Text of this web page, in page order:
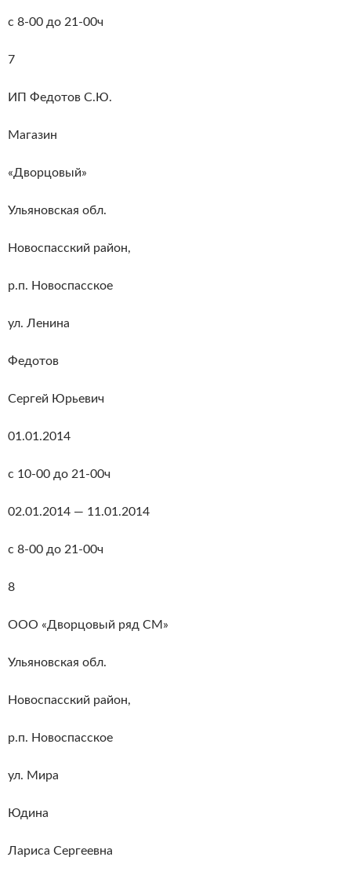
с 8-00 до 21-00ч
7
ИП Федотов С.Ю.
Магазин
«Дворцовый»
Ульяновская обл.
Новоспасский район,
р.п. Новоспасское
ул. Ленина
Федотов
Сергей Юрьевич
01.01.2014
с 10-00 до 21-00ч
02.01.2014 — 11.01.2014
с 8-00 до 21-00ч
8
ООО «Дворцовый ряд СМ»
Ульяновская обл.
Новоспасский район,
р.п. Новоспасское
ул. Мира
Юдина
Лариса Сергеевна